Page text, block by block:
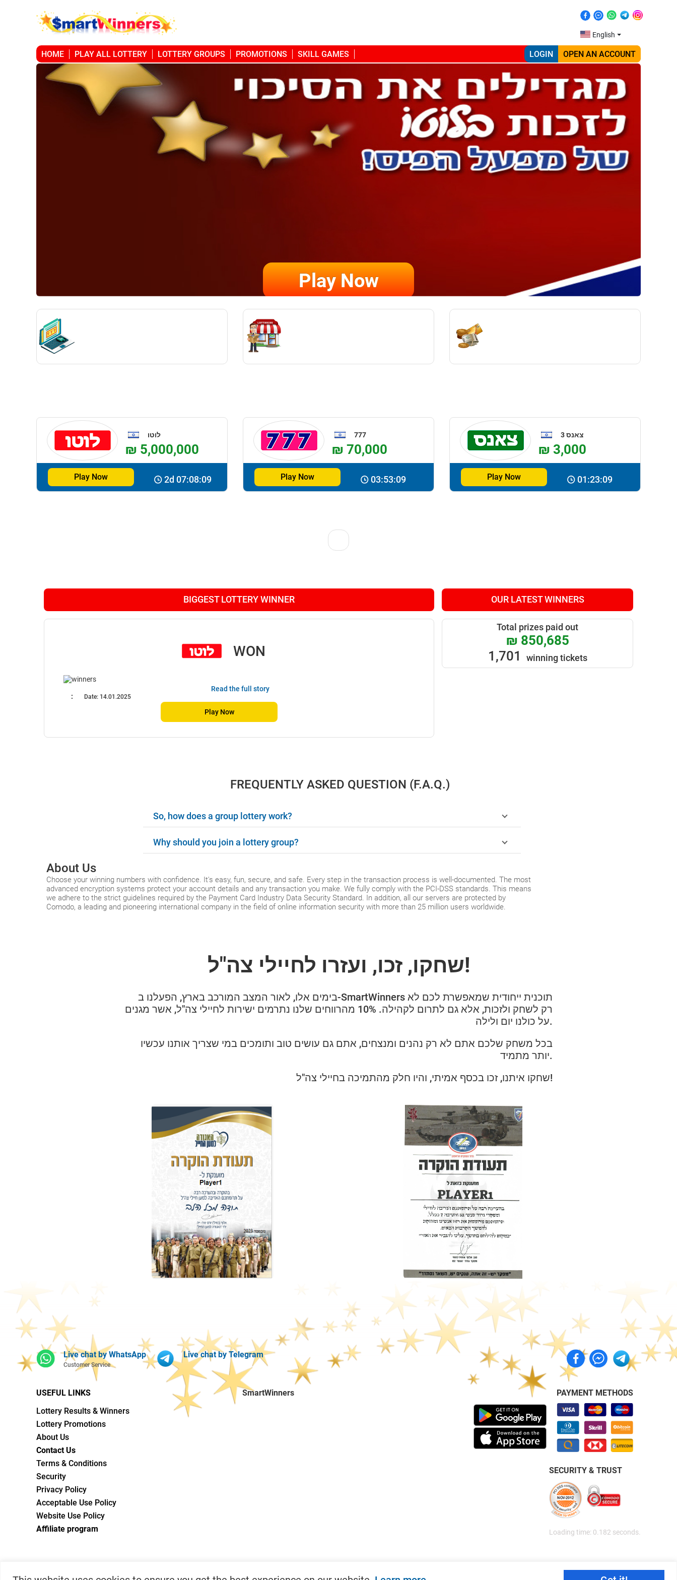
English
HOME PLAY ALL LOTTERY LOTTERY GROUPS PROMOTIONS SKILL GAMES LOGIN OPEN AN ACCOUNT
Play Now
1 2 3 4
לוטו
₪ 5,000,000
Play Now 2d 07:08:08
777
₪ 70,000
Play Now 03:53:08
צאנס 3
₪ 3,000
Play Now 01:23:08
BIGGEST LOTTERY WINNER
WON
: Date: 14.01.2025
Read the full story
Play Now
OUR LATEST WINNERS
Total prizes paid out
₪ 850,685
1,701
winning tickets
FREQUENTLY ASKED QUESTION (F.A.Q.)
So, how does a group lottery work?
Why should you join a lottery group?
About Us
Choose your winning numbers with confidence. It's easy, fun, secure, and safe. Every step in the transaction process is well-documented. The most
advanced encryption systems protect your account details and any transaction you make. We fully comply with the PCI-DSS standards. This means
we adhere to the strict guidelines required by the Payment Card Industry Data Security Standard. In addition, all our servers are protected by
Comodo, a leading and pioneering international company in the field of online information security with more than 25 million users worldwide.
שחקו, זכו, ועזרו לחיילי צה"ל!
בימים אלו, לאור המצב המורכב בארץ, הפעלנו ב-SmartWinners תוכנית ייחודית שמאפשרת לכם לא
רק לשחק ולזכות, אלא גם לתרום לקהילה. 10% מהרווחים שלנו נתרמים ישירות לחיילי צה"ל, אשר מגנים
על כולנו יום ולילה.
בכל משחק שלכם אתם לא רק נהנים ומנצחים, אתם גם עושים טוב ותומכים במי שצריך אותנו עכשיו
יותר מתמיד.
שחקו איתנו, זכו בכסף אמיתי, והיו חלק מהתמיכה בחיילי צה"ל!
Live chat by WhatsApp
Customer Service
Live chat by Telegram
USEFUL LINKS
Lottery Results & Winners
Lottery Promotions
About Us
Contact Us
Terms & Conditions
Security
Privacy Policy
Acceptable Use Policy
Website Use Policy
Affiliate program
SmartWinners PAYMENT METHODS
SECURITY & TRUST
Loading time: 0.182 seconds.